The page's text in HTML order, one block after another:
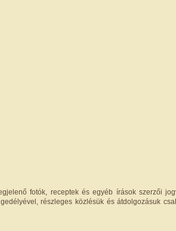
fotók, receptek és egyéb írások szerzői
részleges közlésük és átdolgozásuk